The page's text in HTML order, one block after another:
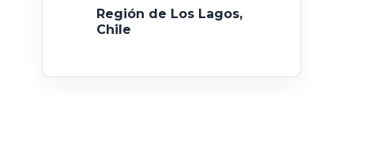
Región de Los Lagos,
Chile